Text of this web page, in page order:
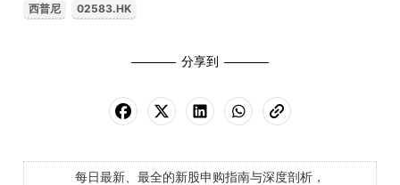
西普尼 02583.HK
分享到
每日最新、最全的新股申购指南与深度剖析，